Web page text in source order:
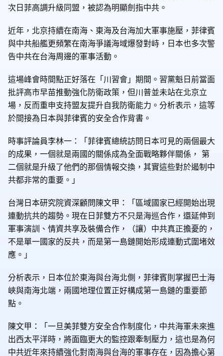
次日菲高調升級同盟，被認為明顯劍指中共。
近年，北京持續在南海、東海及台海加大軍事施壓，菲律賓
與中共船艦更頻繁在南海爭議海域爆發對峙，日本也多次警
告中共在台海周邊的軍事活動。
這場峰會時間點正好落在「川習會」期間。習黨魁日前當面
批評高市早苗推動強化防衛政策，但川普並未站在北京立
場，反而重申支持盟友提升自我防衛能力。分析表示，這等
於間接為日本與菲律賓的安全合作背書。
時事評論員李林一：「菲律賓總統訪問日本可見的兩個最大
的成果，一個就是兩國的關係成為全面戰略夥伴關係， 第
二個就是升級了他們的那個情報交換，其實這些對於遏制中
共都非常的重要。」
台灣日本研究院資深顧問陳文甲：「區域國家已經開始出現
連動抗共的趨勢。現在日菲雙方不只是海巡合作，還延伸到
軍事演訓、情資共享及裝備合作，（讓）中共真正擔憂的，
不是單一國家的反共，而是第一島鏈開始形成連動式圍堵效
應。」
分析表示，日本位於東海與台海北側，菲律賓則掌握巴士海
峽與南海北端，兩國地理位置正好構成第一島鏈的重要節
點。
陳文甲：「一旦美菲雙方安全合作制度化，中共海軍未來進
出西太平洋時，將面臨更大的監控跟牽制壓力，這也是為何
中共近年來持續強化對南海與台海的軍事存在，因為擔心第